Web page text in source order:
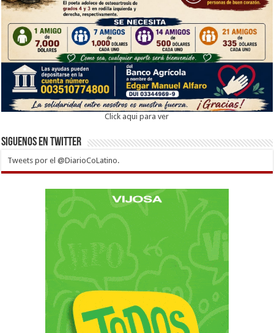
Click aqui para ver
Siguenos en twitter
Tweets por el @DiarioCoLatino.